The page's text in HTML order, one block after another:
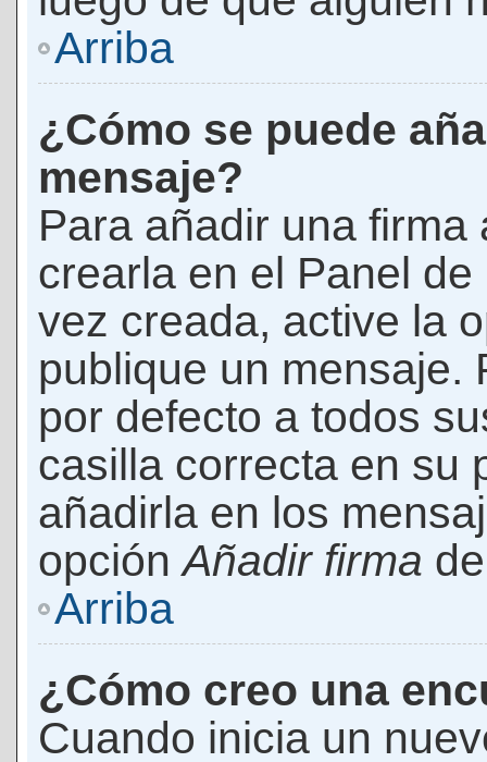
Arriba
¿Cómo se puede
mensaje?
Para añadir una
crearla en el Panel
vez creada, active la
publique un mensaje.
por defecto a todos
casilla correcta en su
añadirla en los
opciónAñadir firma
Arriba
¿Cómo creo una
Cuando inicia un